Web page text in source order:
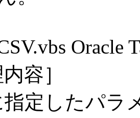
Oracle
容］
指定したパラ